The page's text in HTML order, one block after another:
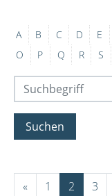
A B C D E
O
P Q R S
Suchen
« 1 2 3